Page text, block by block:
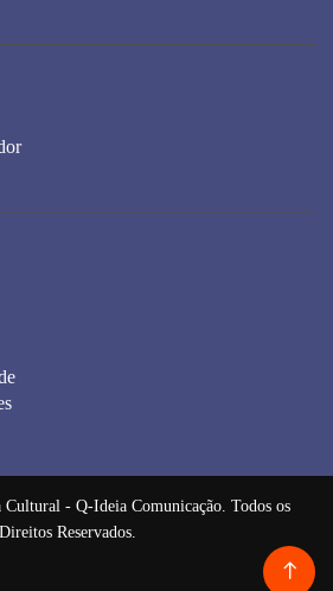
- Q-Ideia Comunicação. Todos os
Direitos Reservados.